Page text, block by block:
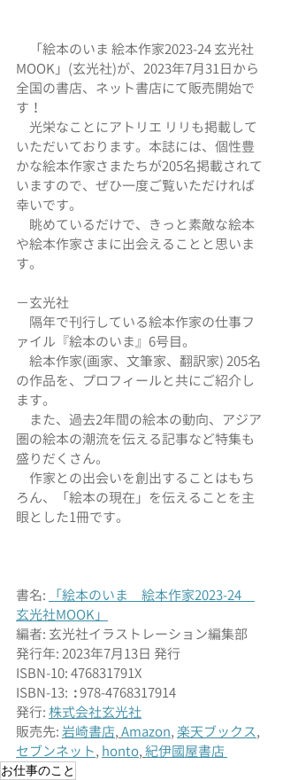
「絵本のいま 絵本作家2023-24 玄光社
MOOK」(玄光社)が、2023年7月31日から
全国の書店、ネット書店にて販売開始で
す！
光栄なことにアトリエ リリも掲載して
いただいております。本誌には、個性豊
かな絵本作家さまたちが205名掲載されて
いますので、ぜひ一度ご覧いただければ
幸いです。
眺めているだけで、きっと素敵な絵本
や絵本作家さまに出会えることと思いま
す。
−玄光社
隔年で刊行している絵本作家の仕事フ
ァイル『絵本のいま』6号目。
絵本作家(画家、文筆家、翻訳家) 205名
の作品を、プロフィールと共にご紹介し
ます。
また、過去2年間の絵本の動向、アジア
圏の絵本の潮流を伝える記事など特集も
盛りだくさん。
作家との出会いを創出することはもち
ろん、「絵本の現在」を伝えることを主
眼とした1冊です。
書名: 「絵本のいま 絵本作家2023-24
玄光社MOOK」
編者: 玄光社イラストレーション編集部
発行年: 2023年7月13日 発行
ISBN-10: 476831791X
ISBN-13: : 978-4768317914
発行: 株式会社玄光社
販売先: 岩崎書店, Amazon, 楽天ブックス,
セブンネット, honto, 紀伊國屋書店
お仕事のこと